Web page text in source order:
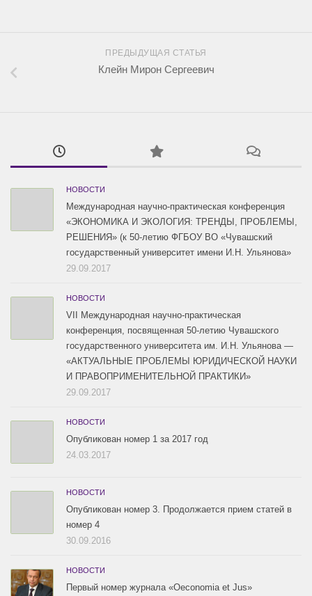
ПРЕДЫДУЩАЯ СТАТЬЯ
Клейн Мирон Сергеевич
НОВОСТИ
Международная научно-практическая конференция
«ЭКОНОМИКА И ЭКОЛОГИЯ: ТРЕНДЫ, ПРОБЛЕМЫ,
РЕШЕНИЯ» (к 50-летию ФГБОУ ВО «Чувашский
государственный университет имени И.Н. Ульянова»
29.09.2017
НОВОСТИ
VII Международная научно-практическая
конференция, посвященная 50-летию Чувашского
государственного университета им. И.Н. Ульянова —
«АКТУАЛЬНЫЕ ПРОБЛЕМЫ ЮРИДИЧЕСКОЙ НАУКИ
И ПРАВОПРИМЕНИТЕЛЬНОЙ ПРАКТИКИ»
29.09.2017
НОВОСТИ
Опубликован номер 1 за 2017 год
24.03.2017
НОВОСТИ
Опубликован номер 3. Продолжается прием статей в
номер 4
30.09.2016
НОВОСТИ
Первый номер журнала «Oeconomia et Jus»